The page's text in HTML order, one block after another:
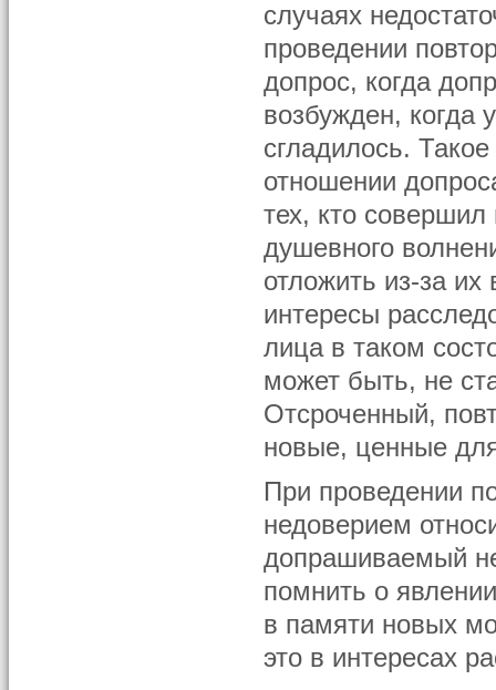
случаях
проведении
допрос, когда
возбужден, когда
сгладилось.
отношении
тех, кто совершил
душевного
отложить из-за их
интересы
лица в таком
может быть, не
Отсроченный,
новые, ценные
При проведении
недоверием
допрашиваемый
помнить о
в памяти новых
это в интересах